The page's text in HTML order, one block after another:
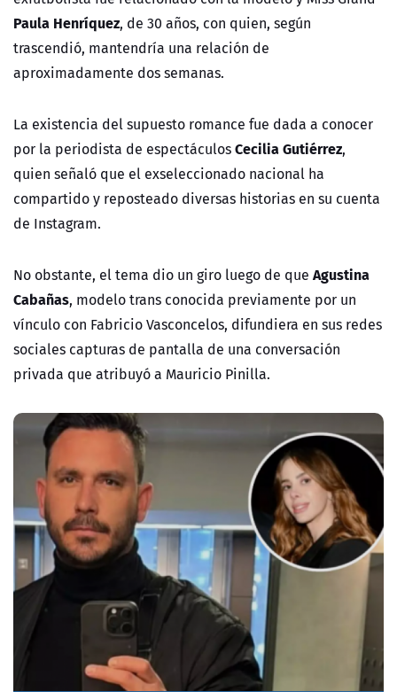
Paula Henríquez, de 30 años, con quien, según
trascendió, mantendría una relación de
aproximadamente dos semanas.
La existencia del supuesto romance fue dada a conocer
por la periodista de espectáculosCecilia Gutiérrez,
quien señaló que el exseleccionado nacional ha
compartido y reposteado diversas historias en su cuenta
de Instagram.
No obstante, el tema dio un giro luego de que Agustina
Cabañas, modelo trans conocida previamente por un
vínculo con Fabricio Vasconcelos, difundiera en sus redes
sociales capturas de pantalla de una conversación
privada que atribuyó a Mauricio Pinilla.